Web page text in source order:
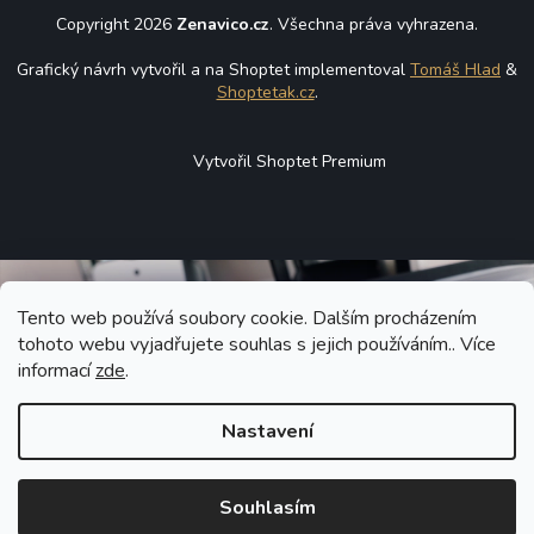
Tento web používá soubory cookie. Dalším procházením
tohoto webu vyjadřujete souhlas s jejich používáním.. Více
informacízde.
Nastavení
Souhlasím
Copyright 2026 Zenavico.cz. Všechna práva vyhrazena.
Grafický návrh vytvořil a na Shoptet implementoval Tomáš Hlad &
Shoptetak.cz.
Vytvořil Shoptet Premium